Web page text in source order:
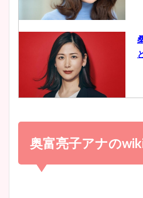
奥富亮子アナの